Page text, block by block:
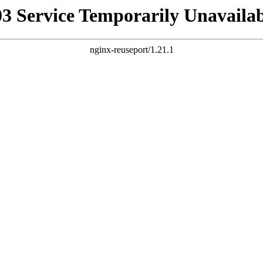
Service Temporarily
nginx-reuseport/1.21.1